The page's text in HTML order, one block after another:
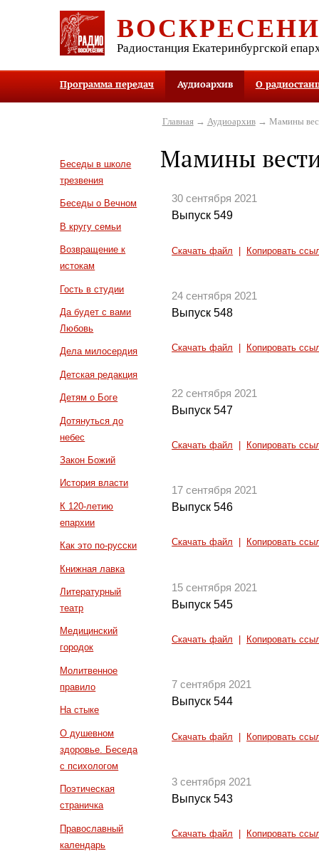
Радиостанция Екатеринбургской
Программа передач Аудиоархив О
Беседы в школе
трезвения
Беседы о Вечном
В кругу семьи
Возвращение к
истокам
Гость в студии
Да будет с вами
Любовь
Дела милосердия
Детская редакция
Детям о Боге
Дотянуться до
небес
Закон Божий
История власти
К 120-летию
епархии
Как это по-русски
Книжная лавка
Литературный
театр
Медицинский
городок
Молитвенное
правило
На стыке
О душевном
здоровье. Беседа
с психологом
Поэтическая
страничка
Православный
календарь
Главная→ Аудиоархив→ Мамины
Мамины
30 сентября 2021
Выпуск 549
Скачать файл Копировать
24 сентября 2021
Выпуск 548
Скачать файл Копировать
22 сентября 2021
Выпуск 547
Скачать файл Копировать
17 сентября 2021
Выпуск 546
Скачать файл Копировать
15 сентября 2021
Выпуск 545
Скачать файл Копировать
7 сентября 2021
Выпуск 544
Скачать файл Копировать
3 сентября 2021
Выпуск 543
Скачать файл Копировать